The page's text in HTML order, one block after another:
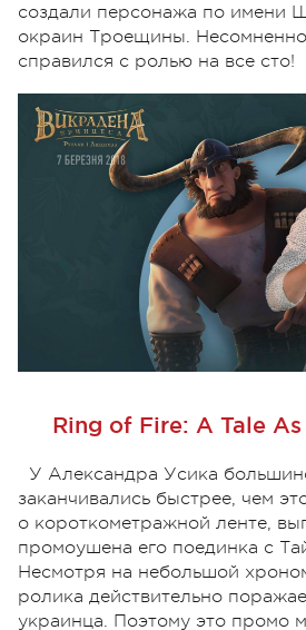
создали персонажа по имени
окраин Троещины.
справился с ролью на все сто!
Ring of Fire: A Tale
У Александра Усика
заканчивались быстрее, чем
о короткометражной ленте,
промоушена его поединка с
Несмотря на небольшой
ролика действительно
украинца. Поэтому это промо